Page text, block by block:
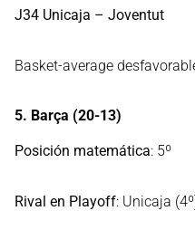
J34 Unicaja – Joventut
Basket-average
5. Barça (20-13)
Posición matemática: 5º
Rival en Playoff: Unicaja